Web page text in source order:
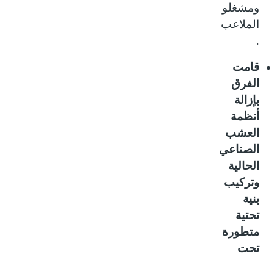
ومشغلو
الملاعب
قامت
الفرق
بإزالة
أنظمة
العشب
الصناعي
الحالية
وتركيب
بنية
تحتية
متطورة
تحت